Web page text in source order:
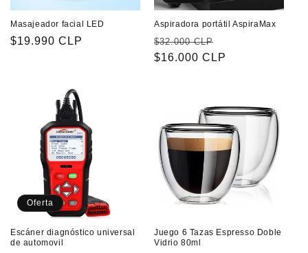
Masajeador facial LED
Precio
$19.990 CLP
Aspiradora portátil AspiraMax
Precio
habitual
$32.000 CLP
de
$16.000 CLP
Oferta
Escáner diagnóstico universal
de automovil
Juego 6 Tazas Espresso Doble
Vidrio 80ml